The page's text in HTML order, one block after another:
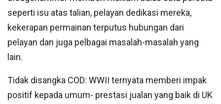
seperti isu atas talian, pelayan dedikasi mereka,
kekerapan permainan terputus hubungan dari
pelayan dan juga pelbagai masalah-masalah yang
lain.
Tidak disangka COD: WWII ternyata memberi impak
positif kepada umum- prestasi jualan yang baik di UK